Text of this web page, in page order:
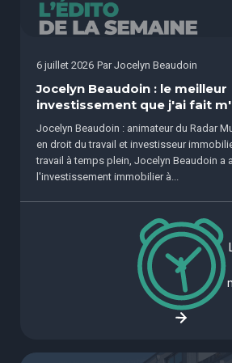
6 juillet 2026 Par Jocelyn Beaudoin
Jocelyn Beaudoin : le meilleur
investissement que j'ai fait
Jocelyn Beaudoin : animateur du Radar
en droit du travail et investisseur
travail à temps plein, Jocelyn Beaudoin a
l'investissement immobilier à...